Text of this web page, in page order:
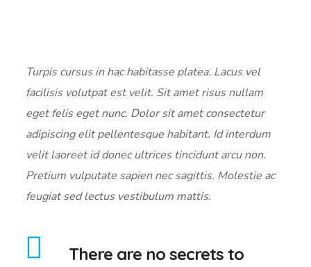
Turpis cursus in hac habitasse platea. Lacus vel
facilisis volutpat est velit. Sit amet risus nullam
eget felis eget nunc. Dolor sit amet consectetur
adipiscing elit pellentesque habitant. Id interdum
velit laoreet id donec ultrices tincidunt arcu non.
Pretium vulputate sapien nec sagittis. Molestie ac
feugiat sed lectus vestibulum mattis.
There are no secrets to